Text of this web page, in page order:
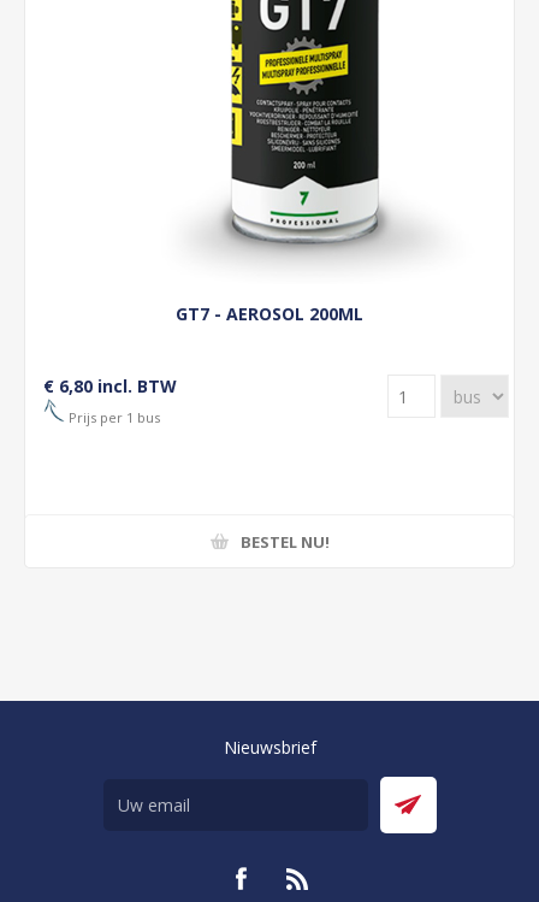
GT7 - AEROSOL 200ML
€ 6,80 incl. BTW
Prijs per 1 bus
BESTEL NU!
Nieuwsbrief